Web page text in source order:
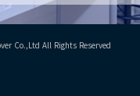
Co.,Ltd All Rights Reserved